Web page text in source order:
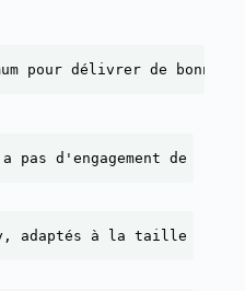
pour délivrer de bonnes
d'engagement de durée
adaptés à la taille de